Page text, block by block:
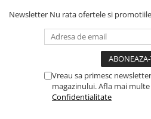
Newsletter Nu rata ofertele si
Vreau sa primesc
magazinului. Afla mai multe
Confidentialitate